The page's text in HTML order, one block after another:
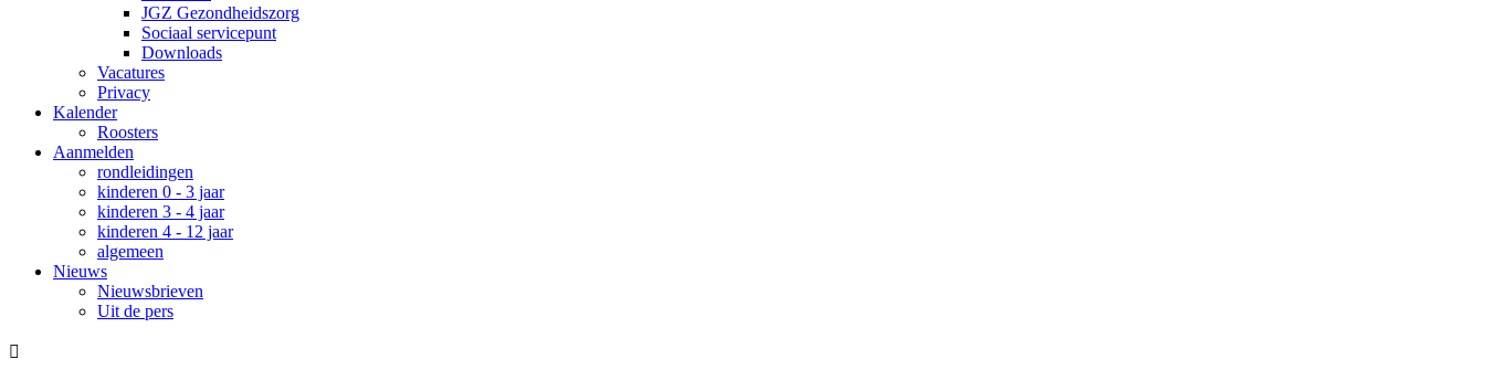
JGZ Gezondheidszorg
Sociaal servicepunt
Downloads
Vacatures
Privacy
Kalender
Roosters
Aanmelden
rondleidingen
kinderen 0 - 3 jaar
kinderen 3 - 4 jaar
kinderen 4 - 12 jaar
algemeen
Nieuws
Nieuwsbrieven
Uit de pers
